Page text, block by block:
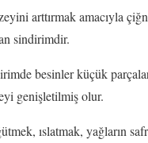
arttırmak amacıyla
sindirimdir.
besinler küçük
genişletilmiş olur.
ıslatmak, yağların